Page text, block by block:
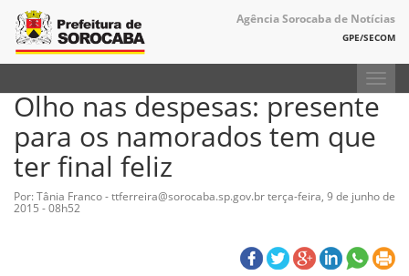
Agência Sorocaba de Notícias
GPE/SECOM
Olho nas despesas: presente
para os namorados tem que
ter final feliz
Por: Tânia Franco - ttferreira@sorocaba.sp.gov.brterça-feira, 9 de junho de
2015 - 08h52